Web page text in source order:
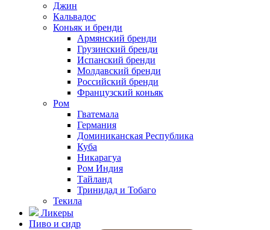
Джин
Кальвадос
Коньяк и бренди
Армянский бренди
Грузинский бренди
Испанский бренди
Молдавский бренди
Российский бренди
Французский коньяк
Ром
Гватемала
Германия
Доминиканская Республика
Куба
Никарагуа
Ром Индия
Тайланд
Тринидад и Тобаго
Текила
Ликеры
Пиво и сидр